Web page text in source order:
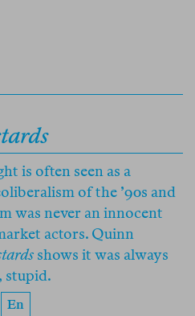
is often seen as a
of the ’90s and
was never an innocent
actors. Quinn
shows it was always
stupid.
En